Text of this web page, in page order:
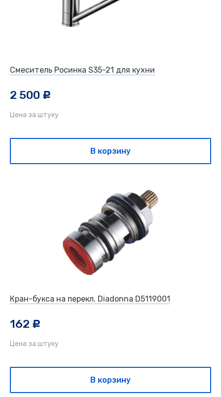
Смеситель Росинка S35-21 для кухни
2 500 c
Цена за штуку
В корзину
Кран-букса на перекл. Diadonna D5119001
162 c
Цена за штуку
В корзину